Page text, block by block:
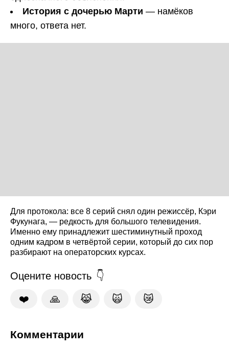
История с дочерью Марти — намёков
много, ответа нет.
Для протокола: все 8 серий снял один режиссёр, Кэри
Фукунага, — редкость для большого телевидения.
Именно ему принадлежит шестиминутный проход
одним кадром в четвёртой серии, который до сих пор
разбирают на операторских курсах.
Оцените новость
❤️ 🙏 😹 🙀 😿
Комментарии